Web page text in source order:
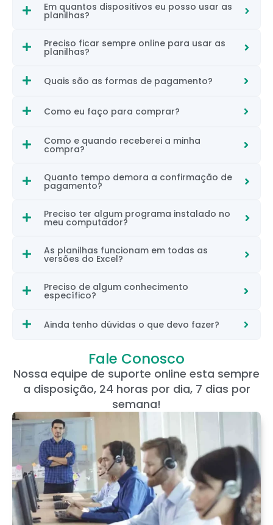
Em quantos dispositivos eu posso usar as
planilhas?
Preciso ficar sempre online para usar as
planilhas?
Quais são as formas de pagamento?
Como eu faço para comprar?
Como e quando receberei a minha
compra?
Quanto tempo demora a confirmação de
pagamento?
Preciso ter algum programa instalado no
meu computador?
As planilhas funcionam em todas as
versões do Excel?
Preciso de algum conhecimento
específico?
Ainda tenho dúvidas o que devo fazer?
Fale Conosco
Nossa equipe de suporte online esta sempre
a disposição, 24 horas por dia, 7 dias por
semana!